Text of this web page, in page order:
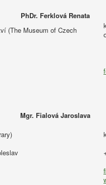
PhDr. Ferklová Renata
(The Museum of Czech
Mgr. Fialová Jaroslava